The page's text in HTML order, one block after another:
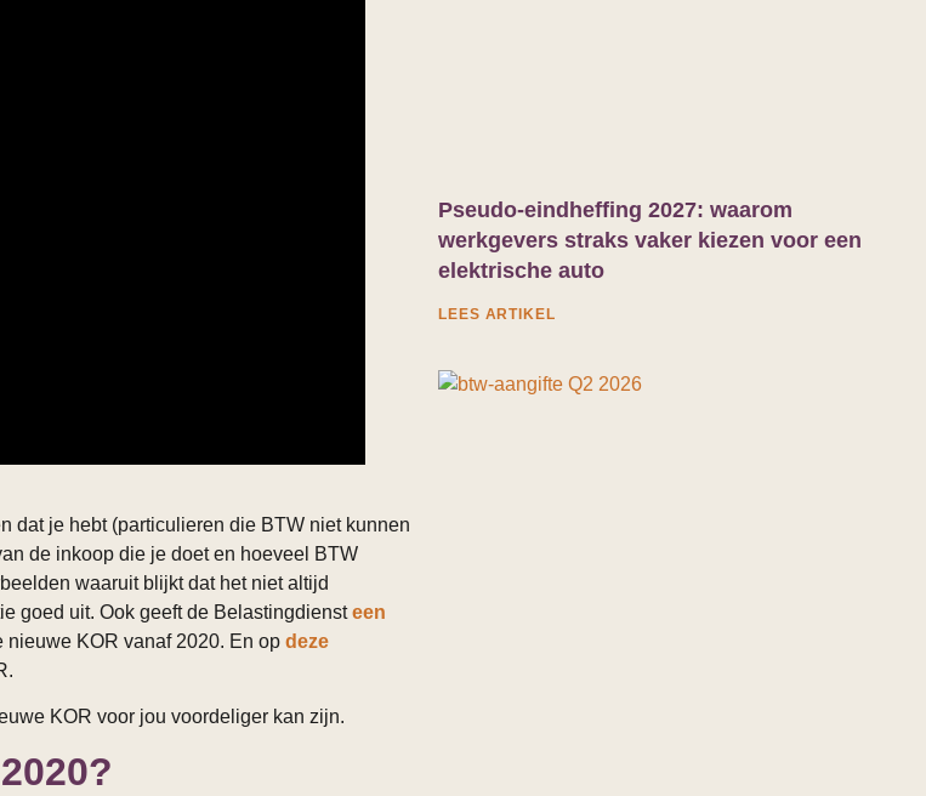
dat je hebt (particulieren die BTW niet kunnen
de inkoop die je doet en hoeveel BTW
waaruit blijkt dat het niet altijd
goed uit. Ook geeft de Belastingdiensteen
KOR vanaf 2020. En op deze
KOR voor jou voordeliger kan zijn.
Pseudo-eindheffing 2027: waarom
werkgevers straks vaker kiezen voor een
elektrische auto
LEES ARTIKEL